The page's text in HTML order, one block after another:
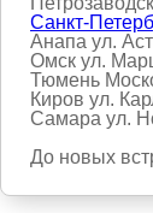
Санкт-
Анапа ул.
Омск ул.
Тюмень
Киров ул.
Самара ул.
До новых